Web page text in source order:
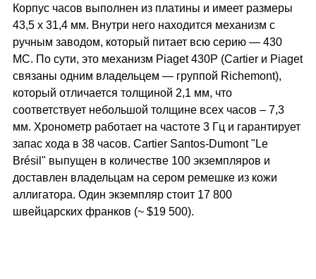
Корпус часов выполнен из платины и имеет размеры
43,5 х 31,4 мм. Внутри него находится механизм с
ручным заводом, который питает всю серию — 430
MC. По сути, это механизм Piaget 430P (Cartier и Piaget
связаны одним владельцем — группой Richemont),
который отличается толщиной 2,1 мм, что
соответствует небольшой толщине всех часов – 7,3
мм. Хронометр работает на частоте 3 Гц и гарантирует
запас хода в 38 часов. Cartier Santos-Dumont "Le
Brésil" выпущен в количестве 100 экземпляров и
доставлен владельцам на сером ремешке из кожи
аллигатора. Один экземпляр стоит 17 800
швейцарских франков (~ $19 500).